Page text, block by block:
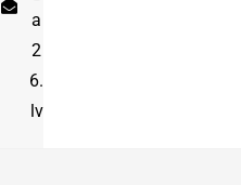
a
2
6.
lv